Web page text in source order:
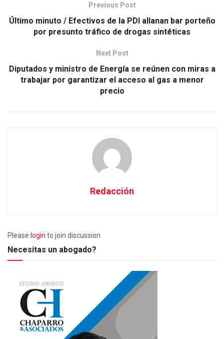
Previous Post
Último minuto / Efectivos de la PDI allanan bar porteño
por presunto tráfico de drogas sintéticas
Next Post
Diputados y ministro de Energía se reúnen con miras a
trabajar por garantizar el acceso al gas a menor
precio
Redacción
Please login to join discussion
Necesitas un abogado?